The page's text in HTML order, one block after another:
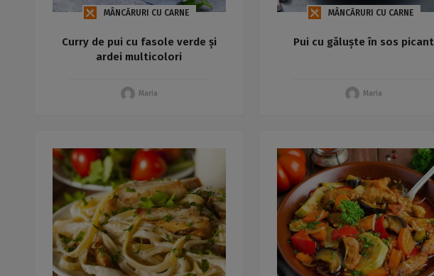
MÂNCĂRURI CU CARNE
Curry de pui cu fasole verde și
ardei multicolori
Maria
MÂNCĂRURI CU CARNE
Pui cu găluște în sos picant
Maria